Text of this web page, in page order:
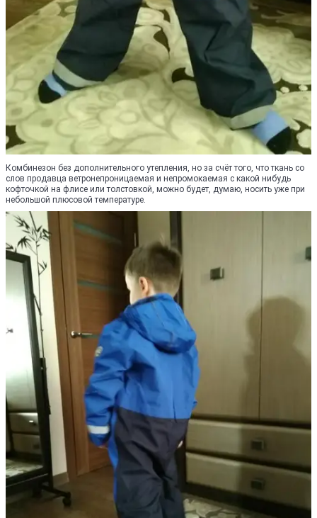
Комбинезон без дополнительного утепления, но за счёт того, что ткань со
слов продавца ветронепроницаемая и непромокаемая с какой нибудь
кофточкой на флисе или толстовкой, можно будет, думаю, носить уже при
небольшой плюсовой температуре.